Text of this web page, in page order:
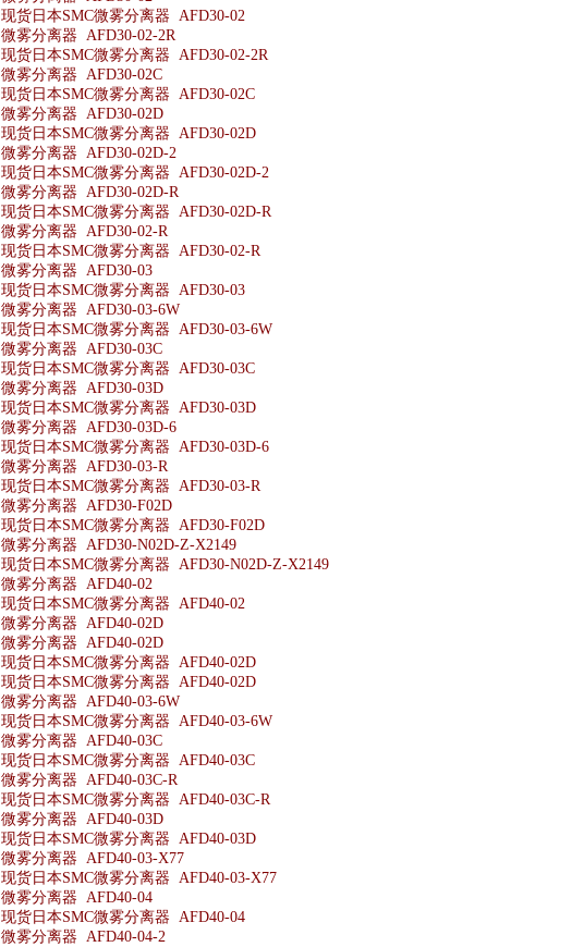
现货日本SMC微雾分离器 AFD30-02
微雾分离器 AFD30-02-2R
现货日本SMC微雾分离器 AFD30-02-2R
微雾分离器 AFD30-02C
现货日本SMC微雾分离器 AFD30-02C
微雾分离器 AFD30-02D
现货日本SMC微雾分离器 AFD30-02D
微雾分离器 AFD30-02D-2
现货日本SMC微雾分离器 AFD30-02D-2
微雾分离器 AFD30-02D-R
现货日本SMC微雾分离器 AFD30-02D-R
微雾分离器 AFD30-02-R
现货日本SMC微雾分离器 AFD30-02-R
微雾分离器 AFD30-03
现货日本SMC微雾分离器 AFD30-03
微雾分离器 AFD30-03-6W
现货日本SMC微雾分离器 AFD30-03-6W
微雾分离器 AFD30-03C
现货日本SMC微雾分离器 AFD30-03C
微雾分离器 AFD30-03D
现货日本SMC微雾分离器 AFD30-03D
微雾分离器 AFD30-03D-6
现货日本SMC微雾分离器 AFD30-03D-6
微雾分离器 AFD30-03-R
现货日本SMC微雾分离器 AFD30-03-R
微雾分离器 AFD30-F02D
现货日本SMC微雾分离器 AFD30-F02D
微雾分离器 AFD30-N02D-Z-X2149
现货日本SMC微雾分离器 AFD30-N02D-Z-X2149
微雾分离器 AFD40-02
现货日本SMC微雾分离器 AFD40-02
微雾分离器 AFD40-02D
微雾分离器 AFD40-02D
现货日本SMC微雾分离器 AFD40-02D
现货日本SMC微雾分离器 AFD40-02D
微雾分离器 AFD40-03-6W
现货日本SMC微雾分离器 AFD40-03-6W
微雾分离器 AFD40-03C
现货日本SMC微雾分离器 AFD40-03C
微雾分离器 AFD40-03C-R
现货日本SMC微雾分离器 AFD40-03C-R
微雾分离器 AFD40-03D
现货日本SMC微雾分离器 AFD40-03D
微雾分离器 AFD40-03-X77
现货日本SMC微雾分离器 AFD40-03-X77
微雾分离器 AFD40-04
现货日本SMC微雾分离器 AFD40-04
微雾分离器 AFD40-04-2